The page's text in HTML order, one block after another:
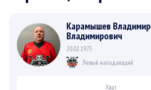
Карамышев Владимир
Владимирович
20.02.1973
Левый нападающий
Хват